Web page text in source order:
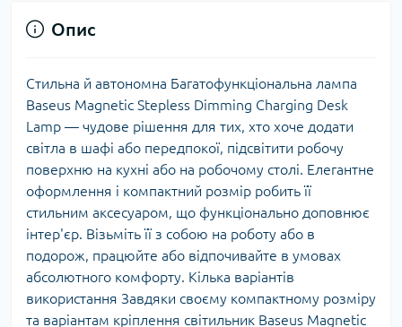
Опис
Стильна й автономна Багатофункціональна лампа
Baseus Magnetic Stepless Dimming Charging Desk
Lamp — чудове рішення для тих, хто хоче додати
світла в шафі або передпокої, підсвітити робочу
поверхню на кухні або на робочому столі. Елегантне
оформлення і компактний розмір робить її
стильним аксесуаром, що функціонально доповнює
інтер'єр. Візьміть її з собою на роботу або в
подорож, працюйте або відпочивайте в умовах
абсолютного комфорту. Кілька варіантів
використання Завдяки своєму компактному розміру
та варіантам кріплення світильник Baseus Magnetic